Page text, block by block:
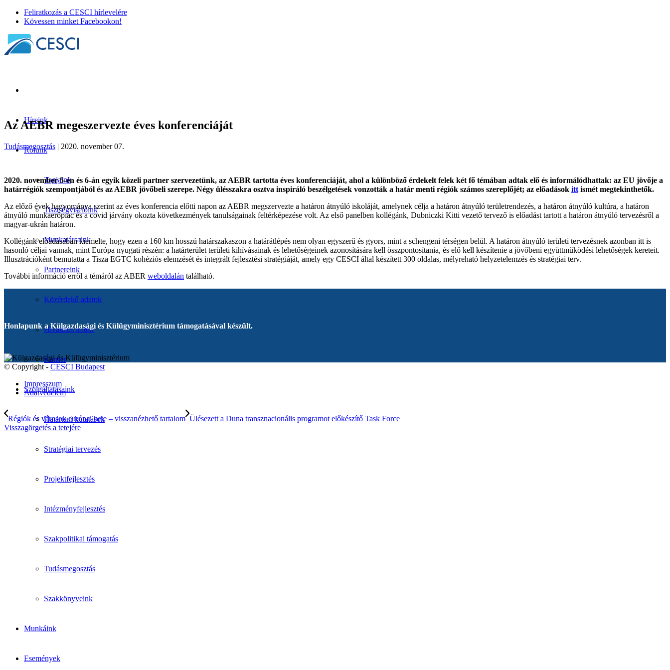
Feliratkozás a CESCI hírlevelére
Kövessen minket Facebookon!
Híreink
Rólunk
Tagjaink
Tisztségviselőink
Munkatársaink
Partnereink
Közérdekű adatok
Hivatalos iratok
Karrier
Szolgáltatásaink
Határtani kutatások
Stratégiai tervezés
Projektfejlesztés
Intézményfejlesztés
Szakpolitikai támogatás
Tudásmegosztás
Szakkönyveink
Munkáink
Események
Az AEBR megeszervezte éves konferenciáját
Tudásmegosztás | 2020. november 07.
2020. november 5-én és 6-án egyik közeli partner szervezetünk, az AEBR tartotta éves konferenciáját, ahol a különböző érdekelt felek két fő témában adtak elő és informálódhattak: az EU jövője a
határrégiók szempontjából és az AEBR jövőbeli szerepe. Négy ülésszakra osztva inspiráló beszélgetések vonzották a határ menti régiók számos szereplőjét; az előadások itt ismét megtekinthetők.
Az előző évek hagyománya szerint az éves konferencia előtti napon az AEBR megszervezte a határon átnyúló iskoláját, amelynek célja a határon átnyúló területrendezés, a határon átnyúló kultúra, a határon
átnyúló munkaerőpiac és a covid járvány okozta következmények tanulságainak feltérképezése volt. Az első panelben kollégánk, Dubniczki Kitti vezető tervező is előadást tartott a határon átnyúló tervezésről a
magyar-ukrán határon.
Kollégánk előadásában kiemelte, hogy ezen a 160 km hosszú határszakaszon a határátlépés nem olyan egyszerű és gyors, mint a schengeni térségen belül. A határon átnyúló területi tervezésnek azonban itt is
hasonló céljai vannak, mint Európa nyugati részén: a határterület területi kihívásainak és lehetőségeinek azonosítására kell összpontosítania, és elő kell készítenie a jövőbeni együttműködési lehetőségek kereteit.
Illusztrációként bemutatta a Tisza EGTC kohéziós elemzését és integrált fejlesztési stratégiáját, amely egy CESCI által készített 300 oldalas, mélyreható helyzetelemzés és stratégiai terv.
További információ erről a témáról az ABER weboldalán található.
Honlapunk a Külgazdasági és Külügyminisztérium támogatásával készült.
© Copyright - CESCI Budapest
Impresszum
Adatvédelem
Régiók és városok európai hete – visszanézhető tartalom Ülésezett a Duna transznacionális programot előkészítő Task Force
Visszagörgetés a tetejére